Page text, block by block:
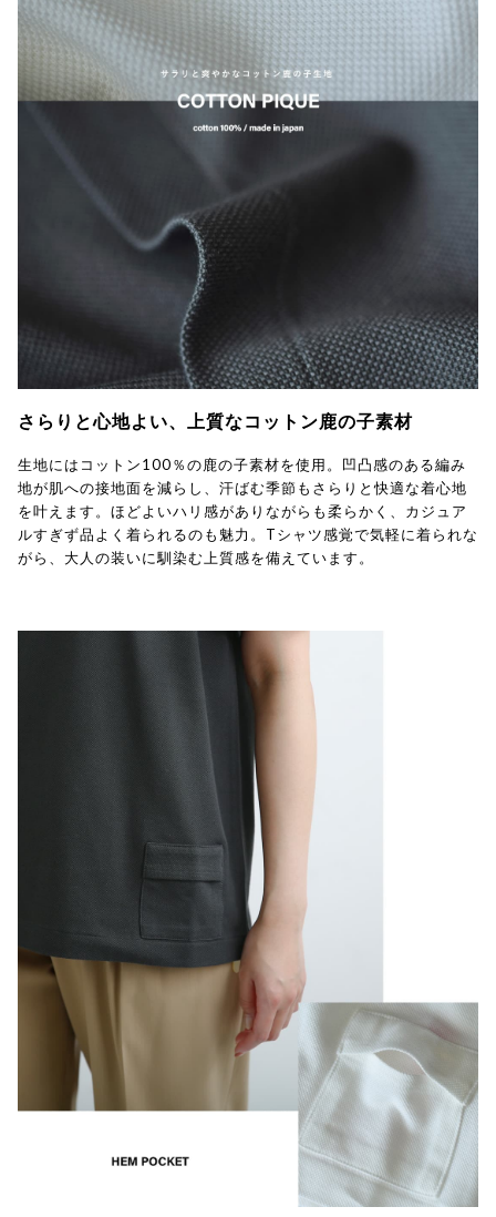
さらりと心地よい、上質なコットン鹿の子素材
生地にはコットン100％の鹿の子素材を使用。凹凸感のある編み
地が肌への接地面を減らし、汗ばむ季節もさらりと快適な着心地
を叶えます。ほどよいハリ感がありながらも柔らかく、カジュア
ルすぎず品よく着られるのも魅力。Tシャツ感覚で気軽に着られな
がら、大人の装いに馴染む上質感を備えています。